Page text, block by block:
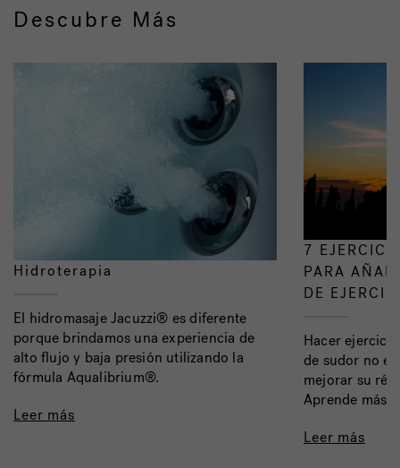
Descubre Más
Hidroterapia
El hidromasaje Jacuzzi® es diferente
porque brindamos una experiencia de
alto flujo y baja presión utilizando la
fórmula Aqualibrium®.
Leer más
7
PARA
DE
Hacer
de sudor no
mejorar su
Aprende más.
Leer más